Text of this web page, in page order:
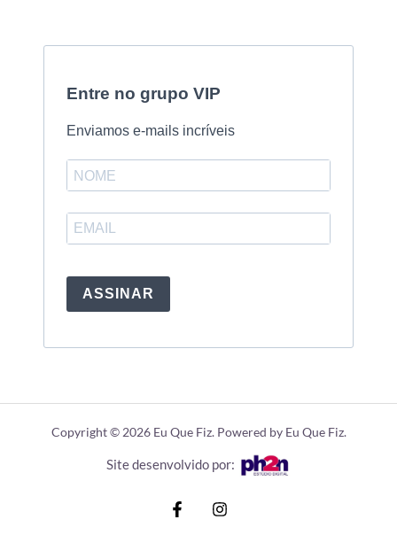
Entre no grupo VIP
Enviamos e-mails incríveis
ASSINAR
Copyright © 2026 Eu Que Fiz. Powered by Eu Que Fiz.
Site desenvolvido por: